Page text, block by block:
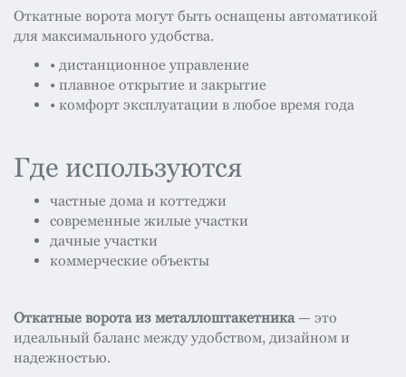
Откатные ворота могут быть оснащены автоматикой
для максимального удобства.
• дистанционное управление
• плавное открытие и закрытие
• комфорт эксплуатации в любое время года
Где используются
частные дома и коттеджи
современные жилые участки
дачные участки
коммерческие объекты
Откатные ворота из металлоштакетника— это
идеальный баланс между удобством, дизайном и
надежностью.